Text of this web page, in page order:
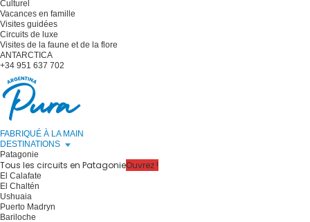
Culturel
Vacances en famille
Visites guidées
Circuits de luxe
Visites de la faune et de la flore
ANTARCTICA
+34 951 637 702
FABRIQUÉ À LA MAIN
DESTINATIONS
Patagonie
Tous les circuits en PatagonieOuvrez !
El Calafate
El Chaltén
Ushuaia
Puerto Madryn
Bariloche